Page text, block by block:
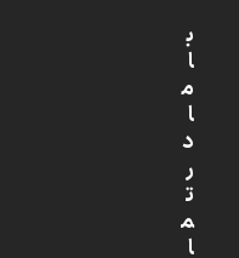
ب
ا
م
ا
د
ر
ت
م
ا